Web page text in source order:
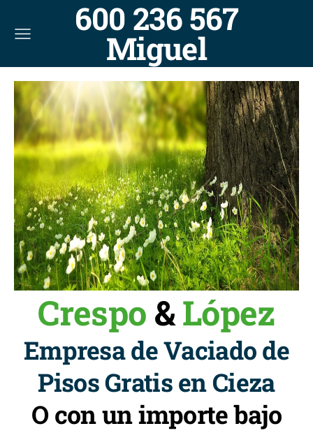
600 236 567
Miguel
Crespo &López
Empresa de Vaciado de
Pisos Gratis en Cieza
O con un importe bajo